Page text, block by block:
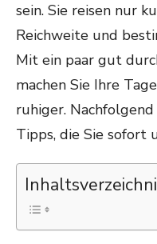
sein. Sie reisen nur
Reichweite und
Mit ein paar gut
machen Sie Ihre
ruhiger.
Tipps, die Sie sofort